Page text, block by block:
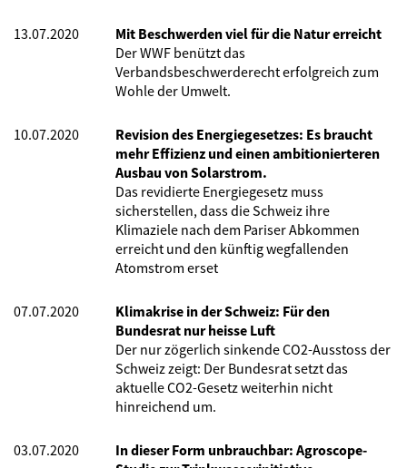
13.07.2020
Mit Beschwerden viel für die Natur erreicht
Der WWF benützt das
Verbandsbeschwerderecht erfolgreich zum
Wohle der Umwelt.
10.07.2020
Revision des Energiegesetzes: Es braucht
mehr Effizienz und einen ambitionierteren
Ausbau von Solarstrom.
Das revidierte Energiegesetz muss
sicherstellen, dass die Schweiz ihre
Klimaziele nach dem Pariser Abkommen
erreicht und den künftig wegfallenden
Atomstrom erset
07.07.2020
Klimakrise in der Schweiz: Für den
Bundesrat nur heisse Luft
Der nur zögerlich sinkende CO2-Ausstoss der
Schweiz zeigt: Der Bundesrat setzt das
aktuelle CO2-Gesetz weiterhin nicht
hinreichend um.
03.07.2020
In dieser Form unbrauchbar: Agroscope-